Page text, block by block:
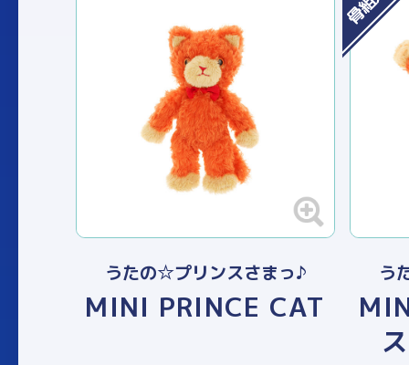
うたの☆プリンスさまっ♪
MINI PRINCE CAT
う